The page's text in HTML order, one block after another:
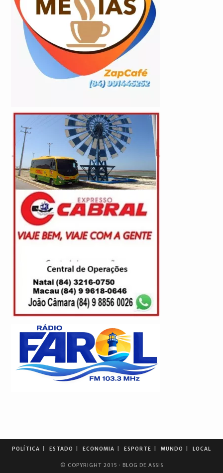
POLÍTICA ESTADO ECONOMIA ESPORTE MUNDO LOCAL
© COPYRIGHT 2015 · BLOG DE ASSIS